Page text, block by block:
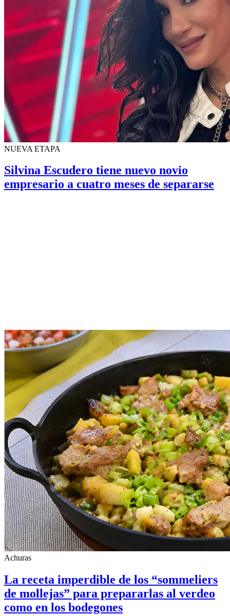
NUEVA ETAPA
Silvina Escudero tiene nuevo novio
empresario a cuatro meses de separarse
Achuras
La receta imperdible de los “sommeliers
de mollejas” para prepararlas al verdeo
como en los bodegones